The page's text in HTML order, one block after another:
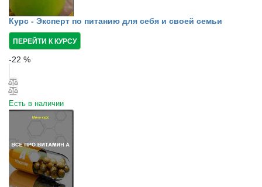
Курс - Эксперт по питанию для себя и своей семьи
ПЕРЕЙТИ К КУРСУ
-22 %
Есть в наличии